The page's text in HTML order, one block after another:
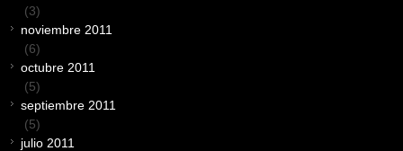
(3)
noviembre 2011
(6)
octubre 2011
(5)
septiembre 2011
(5)
julio 2011